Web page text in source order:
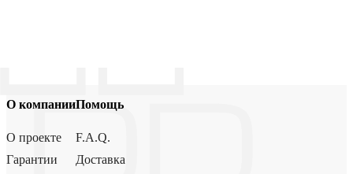
О компании
О проекте
Гарантии
Помощь
F.A.Q.
Доставка